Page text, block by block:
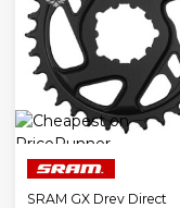
SRAM GX Drev Direct